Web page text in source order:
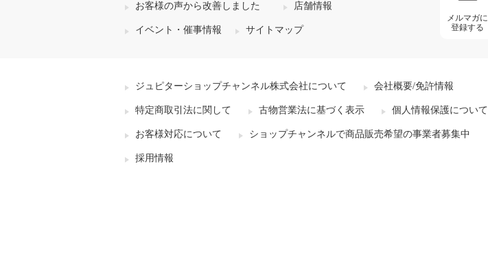
お客様の声から改善しました 店舗情報
イベント・催事情報 サイトマップ
メルマガに
登録する
ジュピターショップチャンネル株式会社について 会社概要/免許情報
特定商取引法に関して 古物営業法に基づく表示 個人情報保護について
お客様対応について ショップチャンネルで商品販売希望の事業者募集中
採用情報